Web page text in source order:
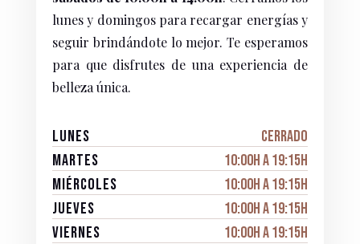
lunes y domingos para recargar energías y
seguir brindándote lo mejor. Te esperamos
para que disfrutes de una experiencia de
belleza única.
Lunes
Cerrado
Martes
10:00h a 19:15h
Miércoles
10:00h a 19:15h
Jueves
10:00h a 19:15h
Viernes
10:00h a 19:15h